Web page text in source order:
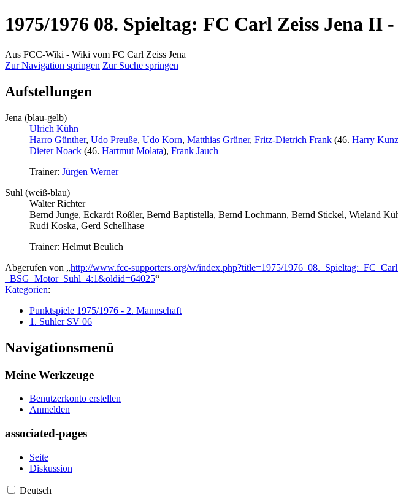
1975/1976 08. Spieltag: FC Carl Zeiss Jena II
Aus FCC-Wiki - Wiki vom FC Carl Zeiss Jena
Zur Navigation springen Zur Suche springen
Aufstellungen
Jena (blau-gelb)
Ulrich Kühn
Harro Günther, Udo Preuße, Udo Korn, Matthias Grüner, Fritz-Dietrich Frank (46. Harry
Dieter Noack (46. Hartmut Molata), Frank Jauch
Trainer: Jürgen Werner
Suhl (weiß-blau)
Walter Richter
Bernd Junge, Eckardt Rößler, Bernd Baptistella, Bernd Lochmann, Bernd Stickel, Wieland
Rudi Koska, Gerd Schellhase
Trainer: Helmut Beulich
Abgerufen von „http://www.fcc-supporters.org/w/index.php?title=1975/
_BSG_Motor_Suhl_4:1&oldid=64025“
Kategorien:
Punktspiele 1975/1976 - 2. Mannschaft
1. Suhler SV 06
Navigationsmenü
Meine Werkzeuge
Benutzerkonto erstellen
Anmelden
associated-pages
Seite
Diskussion
Deutsch